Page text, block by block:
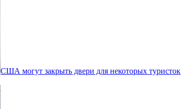
США могут закрыть двери для некоторых туристок